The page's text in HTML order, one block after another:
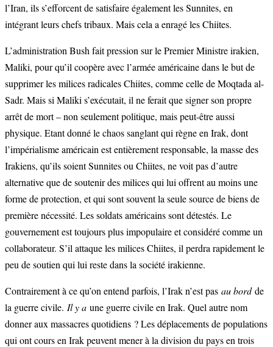
l’Iran, ils s’efforcent de satisfaire également les Sunnites, en
intégrant leurs chefs tribaux. Mais cela a enragé les Chiites.
L’administration Bush fait pression sur le Premier Ministre irakien,
Maliki, pour qu’il coopère avec l’armée américaine dans le but de
supprimer les milices radicales Chiites, comme celle de Moqtada al-
Sadr. Mais si Maliki s’exécutait, il ne ferait que signer son propre
arrêt de mort – non seulement politique, mais peut-être aussi
physique. Etant donné le chaos sanglant qui règne en Irak, dont
l’impérialisme américain est entièrement responsable, la masse des
Irakiens, qu’ils soient Sunnites ou Chiites, ne voit pas d’autre
alternative que de soutenir des milices qui lui offrent au moins une
forme de protection, et qui sont souvent la seule source de biens de
première nécessité. Les soldats américains sont détestés. Le
gouvernement est toujours plus impopulaire et considéré comme un
collaborateur. S’il attaque les milices Chiites, il perdra rapidement le
peu de soutien qui lui reste dans la société irakienne.
Contrairement à ce qu’on entend parfois, l’Irak n’est pas au bordde
la guerre civile. Il y a une guerre civile en Irak. Quel autre nom
donner aux massacres quotidiens ? Les déplacements de populations
qui ont cours en Irak peuvent mener à la division du pays en trois